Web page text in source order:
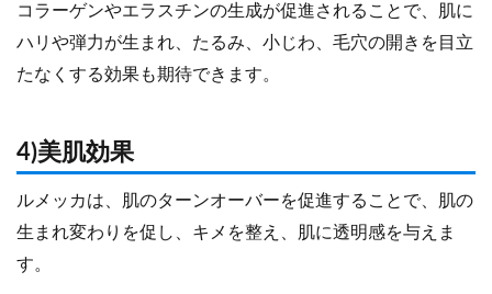
コラーゲンやエラスチンの生成が促進されることで、肌に
ハリや弾力が生まれ、たるみ、小じわ、毛穴の開きを目立
たなくする効果も期待できます。
4)美肌効果
ルメッカは、肌のターンオーバーを促進することで、肌の
生まれ変わりを促し、キメを整え、肌に透明感を与えま
す。